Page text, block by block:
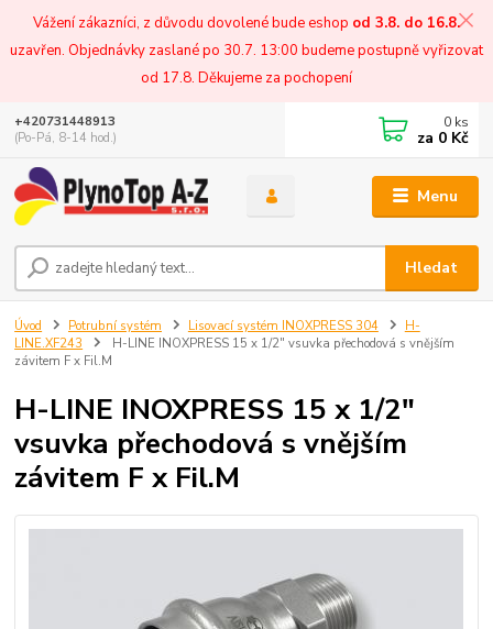
Vážení zákazníci, z důvodu dovolené bude eshop od 3.8. do 16.8.
uzavřen. Objednávky zaslané po 30.7. 13:00 budeme postupně vyřizovat
od 17.8. Děkujeme za pochopení
Menu
Hledat
+420731448913
(Po-Pá, 8-14 hod.)
0 ks
za 0 Kč
Úvod Potrubní systém Lisovací systém INOXPRESS 304
H-
LINE.XF243
H-LINE INOXPRESS 15 x 1/2" vsuvka přechodová s vnějším
závitem F x Fil.M
H-LINE INOXPRESS 15 x 1/2"
vsuvka přechodová s vnějším
závitem F x Fil.M